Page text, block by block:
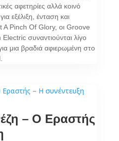
αφετηρίες αλλά κοινό
εξέλιξη, ένταση και
A Pinch Of Glory, οι Groove
συναντιούνται λίγο
μια βραδιά αφιερωμένη στο
– Ο Εραστής